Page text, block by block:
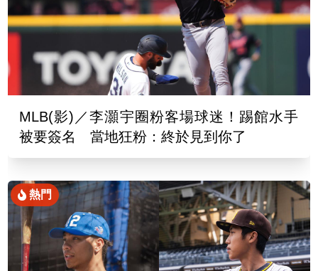
MLB(影)／李灝宇圈粉客場球迷！踢館水手
被要簽名 當地狂粉：終於見到你了
熱門